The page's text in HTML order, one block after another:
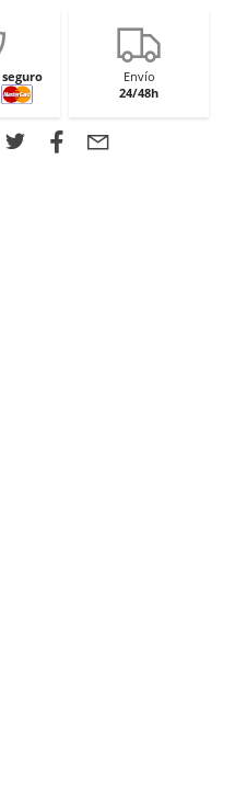
seguro
Envío
24/48h